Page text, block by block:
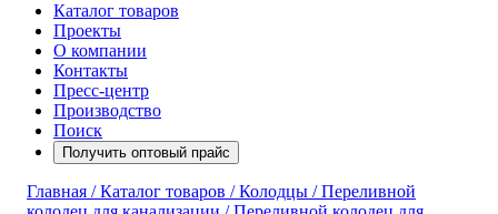
Каталог товаров
Проекты
О компании
Контакты
Пресс-центр
Производство
Поиск
Получить оптовый прайс
Главная /Каталог товаров /Колодцы /Переливной